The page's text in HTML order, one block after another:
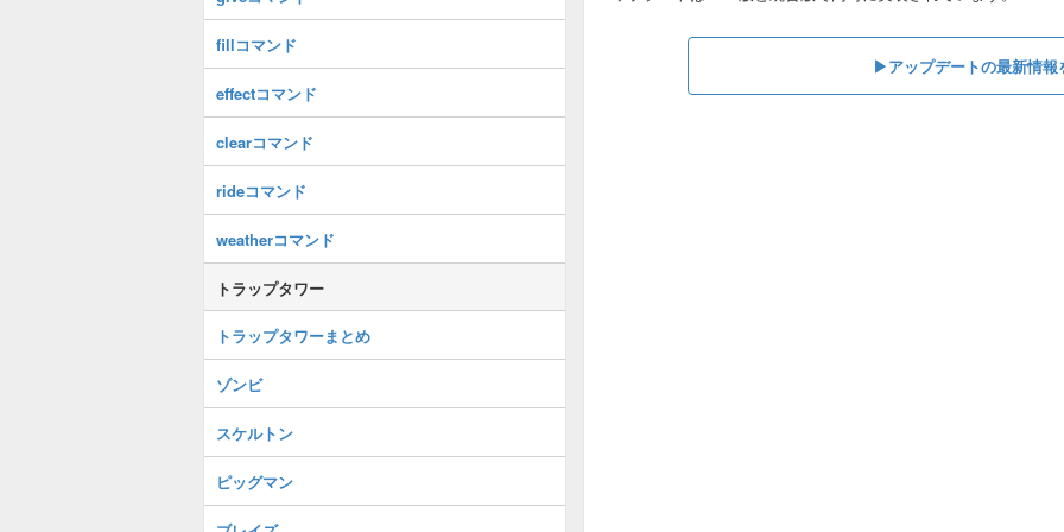
▶︎アップデートの最新情報
fillコマンド
effectコマンド
clearコマンド
rideコマンド
weatherコマンド
トラップタワー
トラップタワーまとめ
ゾンビ
スケルトン
ピッグマン